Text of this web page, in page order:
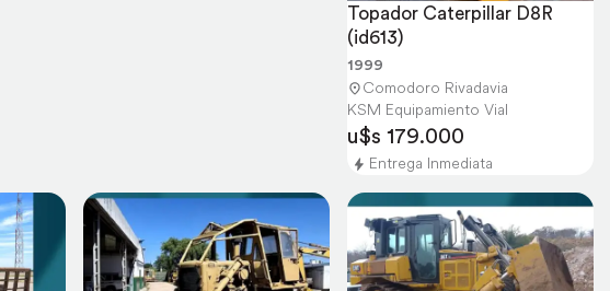
Topador Caterpillar D8R
(id613)
1999
Comodoro Rivadavia
KSM Equipamiento Vial
u$s 179.000
Entrega Inmediata